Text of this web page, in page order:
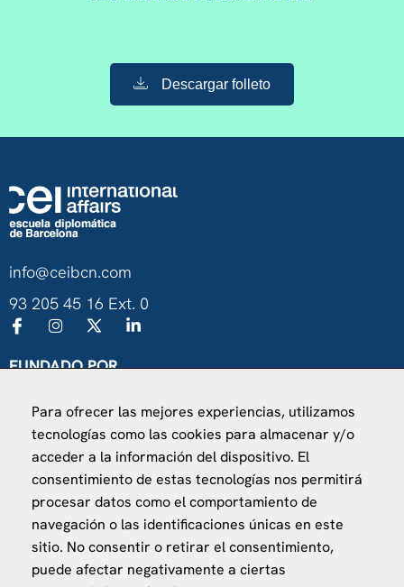
Descargar folleto
info@ceibcn.com
93 205 45 16 Ext. 0
FUNDADO POR
Ministerio de Asuntos Exteriores, UE y Cooperación
Fundación "la Caixa"
Para ofrecer las mejores experiencias, utilizamos
tecnologías como las cookies para almacenar y/o
acceder a la información del dispositivo. El
consentimiento de estas tecnologías nos permitirá
procesar datos como el comportamiento de
navegación o las identificaciones únicas en este
sitio. No consentir o retirar el consentimiento,
puede afectar negativamente a ciertas